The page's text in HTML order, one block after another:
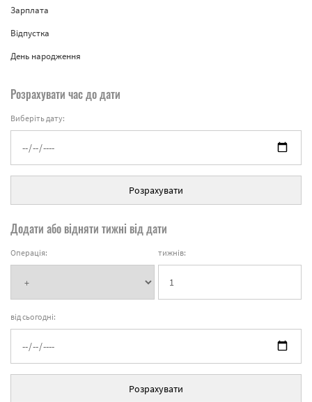
Зарплата
Відпустка
День народження
Розрахувати час до дати
Виберіть дату:
Розрахувати
Додати або відняти тижні від дати
Операція: тижнів:
від сьогодні:
Розрахувати